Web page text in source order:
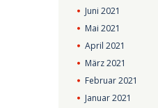
Juni2021
Mai2021
April2021
März2021
Februar2021
Januar2021